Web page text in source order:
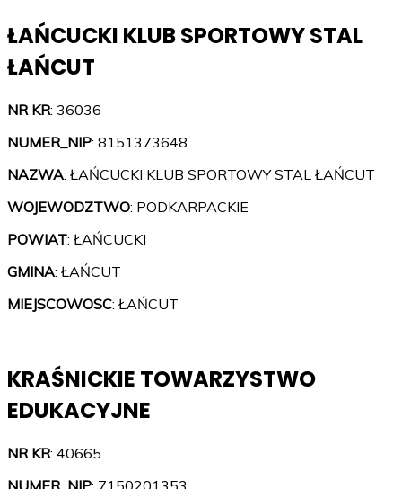
ŁAŃCUCKI KLUB SPORTOWY STAL
ŁAŃCUT
NR KR: 36036
NUMER_NIP: 8151373648
NAZWA: ŁAŃCUCKI KLUB SPORTOWY STAL ŁAŃCUT
WOJEWODZTWO: PODKARPACKIE
POWIAT: ŁAŃCUCKI
GMINA: ŁAŃCUT
MIEJSCOWOSC: ŁAŃCUT
KRAŚNICKIE TOWARZYSTWO
EDUKACYJNE
NR KR: 40665
NUMER_NIP: 7150201353